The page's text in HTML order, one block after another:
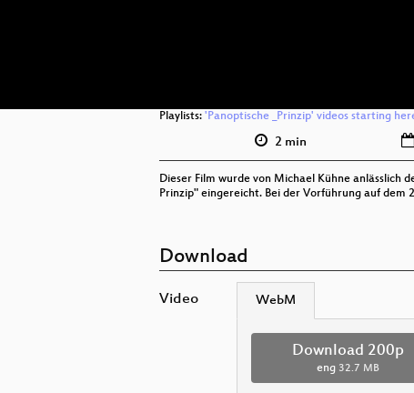
Playlists: 'Panoptische _Prinzip' videos starting
2 min
Dieser Film wurde von Michael Kühne anlässlich
Prinzip" eingereicht. Bei der Vorführung auf dem
Download
Video WebM
Download 200p
eng 32.7 MB